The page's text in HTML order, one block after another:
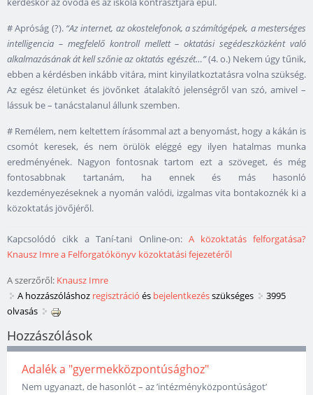
# Apróság (?). “Az internet, az okostelefonok, a számítógépek, a mesterséges
intelligencia – megfelelő kontroll mellett – oktatási segédeszközként való
alkalmazásának át kell szőnie az oktatás egészét…”(4. o.) Nekem úgy tűnik,
ebben a kérdésben inkább vitára, mint kinyilatkoztatásra volna szükség.
Az egész életünket és jövőnket átalakító jelenségről van szó, amivel –
lássuk be – tanácstalanul állunk szemben.
# Remélem, nem keltettem írásommal azt a benyomást, hogy a kákán is
csomót keresek, és nem örülök eléggé egy ilyen hatalmas munka
eredményének. Nagyon fontosnak tartom ezt a szöveget, és még
fontosabbnak tartanám, ha ennek és más hasonló
kezdeményezéseknek a nyomán valódi, izgalmas vita bontakoznék ki a
közoktatás jövőjéről.
Kapcsolódó cikk a Taní-tani Online-on: A közoktatás felforgatása?
Knausz Imre a Felforgatókönyv közoktatási fejezetéről
A szerzőről: Knausz Imre
A hozzászóláshoz regisztráció és bejelentkezésszükséges
3995
olvasás
Hozzászólások
Adalék a "gyermekközpontúsághoz"
Nem ugyanazt, de hasonlót – az ’intézményközpontúságot’